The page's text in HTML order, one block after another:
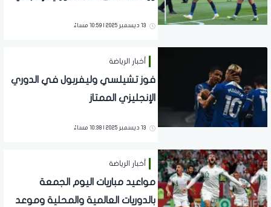
13 ديسمبر 2025 | 10:59 مساءً
أخبار الرياضة
فوز تشيلسي وليفربول في الدوري
الإنجليزي الممتاز
13 ديسمبر 2025 | 10:38 مساءً
أخبار الرياضة
مواعيد مباريات اليوم الجمعة
بالدوريات العالمية والمحلية وموعد